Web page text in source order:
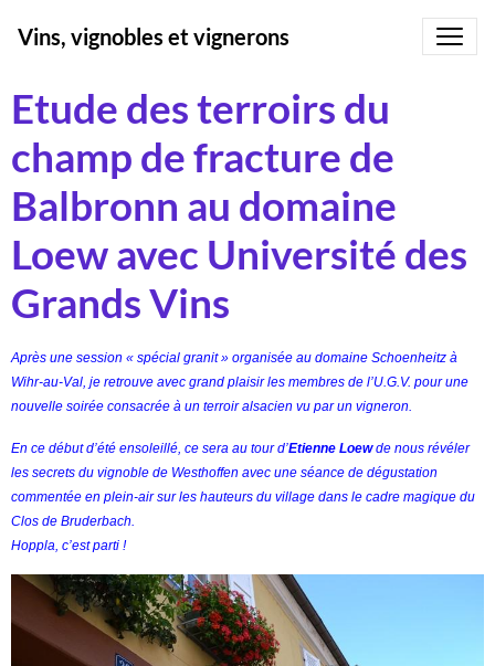
Vins, vignobles et vignerons
Etude des terroirs du
champ de fracture de
Balbronn au domaine
Loew avec Université des
Grands Vins
Après une session « spécial granit » organisée au domaine Schoenheitz à
Wihr-au-Val, je retrouve avec grand plaisir les membres de l’U.G.V. pour une
nouvelle soirée consacrée à un terroir alsacien vu par un vigneron.
En ce début d’été ensoleillé, ce sera au tour d’Etienne Loewde nous révéler
les secrets du vignoble de Westhoffen avec une séance de dégustation
commentée en plein-air sur les hauteurs du village dans le cadre magique du
Clos de Bruderbach.
Hoppla, c’est parti !